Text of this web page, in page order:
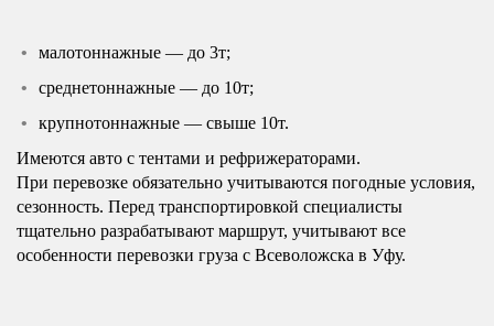
малотоннажные — до 3т;
среднетоннажные — до 10т;
крупнотоннажные — свыше 10т.
Имеются авто с тентами и рефрижераторами.
При перевозке обязательно учитываются погодные условия,
сезонность. Перед транспортировкой специалисты
тщательно разрабатывают маршрут, учитывают все
особенности перевозки груза с Всеволожска в Уфу.